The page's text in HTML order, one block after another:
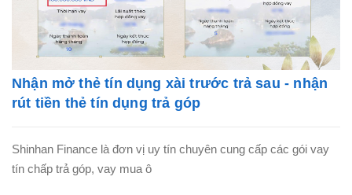
Nhận mở thẻ tín dụng xài trước trả sau - nhận
rút tiền thẻ tín dụng trả góp
Shinhan Finance là đơn vị uy tín chuyên cung cấp các gói vay
tín chấp trả góp, vay mua ô